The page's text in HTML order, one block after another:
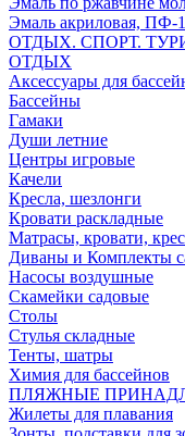
Эмаль акриловая, ПФ-
ОТДЫХ. СПОРТ.
ОТДЫХ
Аксессуары для
Бассейны
Гамаки
Души летние
Центры игровые
Качели
Кресла, шезлонги
Кровати раскладные
Матрасы, кровати,
Диваны и Комплекты
Насосы воздушные
Скамейки садовые
Столы
Стулья складные
Тенты, шатры
Химия для бассейнов
ПЛЯЖНЫЕ
Жилеты для плавания